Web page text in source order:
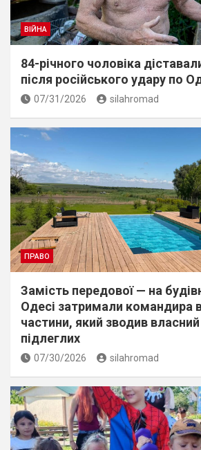
ВІЙНА
84-річного чоловіка
пiсля росiйського удару по
07/31/2026 silahromad
ПРАВО
Замість передової — на
Одесі затримали командира
частини, який зводив
підлеглих
07/30/2026 silahromad